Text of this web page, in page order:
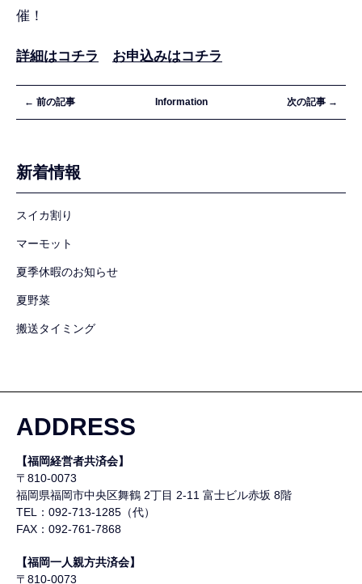
催！
詳細はコチラ お申込みはコチラ
← 前の記事 Information 次の記事 →
新着情報
スイカ割り
マーモット
夏季休暇のお知らせ
夏野菜
搬送タイミング
ADDRESS
【福岡経営者共済会】
〒810-0073
福岡県福岡市中央区舞鶴 2丁目 2-11 富士ビル赤坂 8階
TEL：092-713-1285（代）
FAX：092-761-7868
【福岡一人親方共済会】
〒810-0073